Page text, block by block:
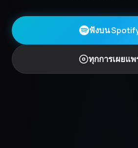
ฟังบน
ทุกการเผยแพ